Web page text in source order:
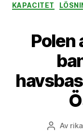
KAPACITET
Polen
Av